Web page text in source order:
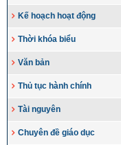
nghiệp dành cho học sinh
Hội nghị tổng kết công tác
nhiệm vụ năm 2021
Chương trình trao quà “Vì
thương ở Đắk Lắk
Kế hoạch hoạt động
Thời khóa biểu
Văn bản
Thủ tục hành chính
Tài nguyên
Chuyên đề giáo dục